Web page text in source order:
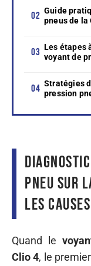
Guide
pneus de la
Les étapes
voyant de
Stratégies
pression
pneu sur
les causes
Quand le
Clio 4, le